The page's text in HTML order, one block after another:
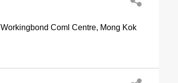
Workingbond Coml Centre, Mong Kok